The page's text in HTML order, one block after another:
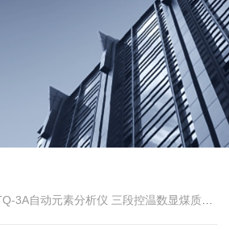
3A自动元素分析仪 三段控温数显煤质测氢仪